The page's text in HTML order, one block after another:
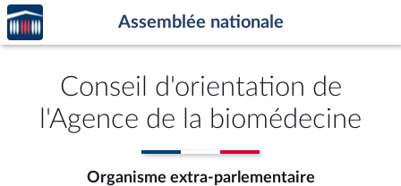
Aller au contenu
Aller en bas de la page
Accèder
à la
page
Assemblée nationale
Conseil d'orientation de
l'Agence de la biomédecine
Organisme extra-parlementaire